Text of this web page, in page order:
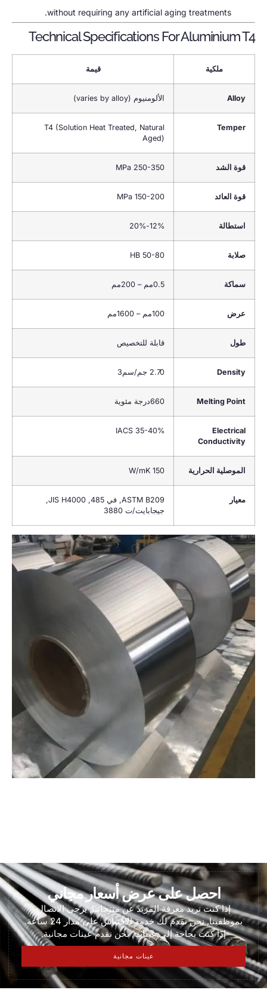
without requiring any artificial aging treatments
.
Technical Specifications For Aluminium T4
ملكية قيمة
Alloy الألومنيوم (varies by alloy
)
Temper
T4 (Solution Heat Treated, Natural
Aged)
قوة الشد 250-350 MPa
قوة العائد 150-200 MPa
استطالة 12%-20%
صلابة 50-80
HB
سماكة 0.5مم – 200مم
عرض 100مم – 1600مم
طول قابلة للتخصيص
Density 2.70 جم/سم3
Melting Point 660درجة مئوية
Electrical
Conductivity
35-40%
IACS
الموصلية الحرارية 150
W/mK
معيار ASTM B209, في 485, JIS H4000
,
جيجابايت/ت 3880
احصل على عرض أسعار مجاني
إذا كنت تريد معرفة المزيد عن منتجاتنا, يرجى الاتصال
بموظفينا, نحن نقدم لك خدمة الاقتباس على مدار 24 ساعة.
إذا كنت بحاجة إلى عينات, نحن نقدم عينات مجانية.
عينات مجانية